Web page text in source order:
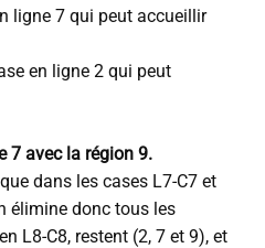
ligne 7 qui peut accueillir
en ligne 2 qui peut
7 avec la région 9.
dans les cases L7-C7 et
élimine donc tous les
L8-C8, restent (2, 7 et 9), et